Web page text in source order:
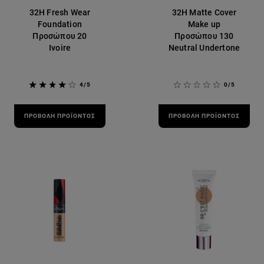
32H Fresh Wear
Foundation
Προσώπου 20
Ivoire
4/5
ΠΡΟΒΟΛΉ ΠΡΟΪΌΝΤΟΣ
32H Matte Cover
Make up
Προσώπου 130
Neutral Undertone
0/5
ΠΡΟΒΟΛΉ ΠΡΟΪΌΝΤΟΣ